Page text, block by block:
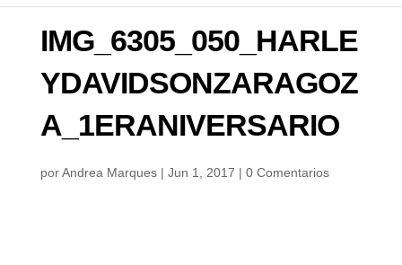
IMG_6305_050_HARLE
YDAVIDSONZARAGOZ
A_1ERANIVERSARIO
porAndrea Marques| Jun 1, 2017 | 0 Comentarios